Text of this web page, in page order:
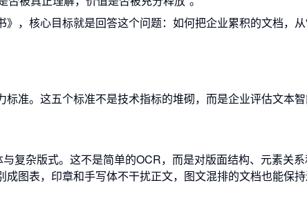
，核心目标就是回答这个问题：如何把企业累积的文档，
准。这五个标准不是技术指标的堆砌，而是企业评估文本
复杂版式。这不是简单的OCR，而是对版面结构、元素关
图表，印章和手写体不干扰正文，图文混排的文档也能保